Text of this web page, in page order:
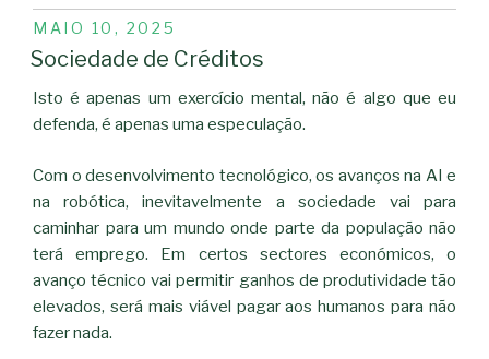
PUBLICADO
EM
MAIO 10, 2025
Sociedade de Créditos
Isto é apenas um exercício mental, não é algo que eu
defenda, é apenas uma especulação.
Com o desenvolvimento tecnológico, os avanços na AI e
na robótica, inevitavelmente a sociedade vai para
caminhar para um mundo onde parte da população não
terá emprego. Em certos sectores económicos, o
avanço técnico vai permitir ganhos de produtividade tão
elevados, será mais viável pagar aos humanos para não
fazer nada.